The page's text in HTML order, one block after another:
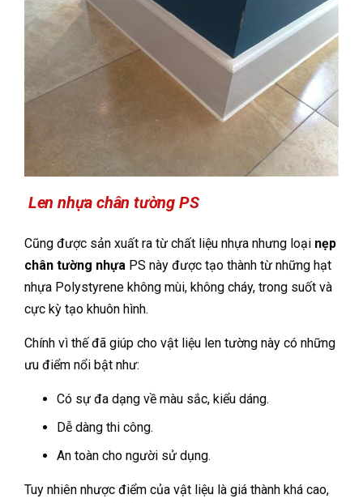
Len nhựa chân tường PS
Cũng được sản xuất ra từ chất liệu nhựa nhưng loại nẹp
chân tường nhựa PS này được tạo thành từ những hạt
nhựa Polystyrene không mùi, không cháy, trong suốt và
cực kỳ tạo khuôn hình.
Chính vì thế đã giúp cho vật liệu len tường này có những
ưu điểm nổi bật như:
Có sự đa dạng về màu sắc, kiểu dáng.
Dễ dàng thi công.
An toàn cho người sử dụng.
Tuy nhiên nhược điểm của vật liệu là giá thành khá cao,